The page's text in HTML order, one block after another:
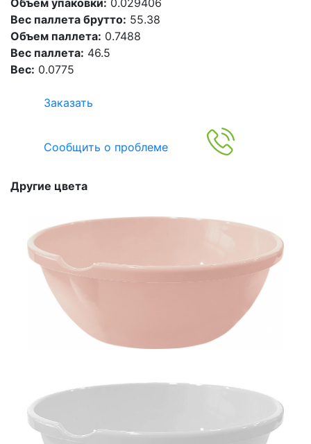
Объем упаковки: 0.029406
Вес паллета брутто: 55.38
Объем паллета: 0.7488
Вес паллета: 46.5
Вес: 0.0775
Заказать
Сообщить о проблеме
Другие цвета